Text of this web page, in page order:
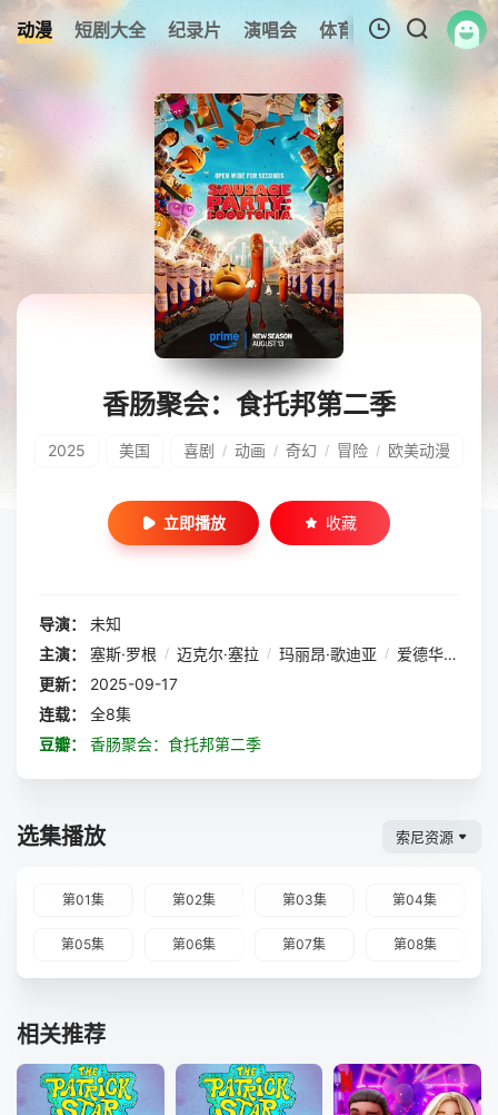
动漫 短剧大全 纪录片 演唱会 体育赛事 伦理片
暂无观看影片的记录
香肠聚会：食托邦第二季
2025 美国 喜剧 / 动画 / 奇幻 / 冒险 / 欧美动漫
立即播放 收藏
导演：
未知
主演：
塞斯·罗根 / 迈克尔·塞拉 / 玛丽昂·歌迪亚 / 爱德华·诺顿
更新：
2025-09-17
连载：
全8集
豆瓣：
香肠聚会：食托邦第二季
选集播放 索尼资源
第01集 第02集 第03集 第04集
第05集 第06集 第07集 第08集
相关推荐